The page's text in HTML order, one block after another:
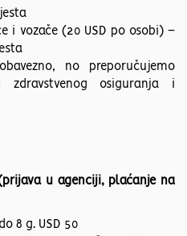
i vozače (20 USD po osobi) –
no preporučujemo
zdravstvenog osiguranja i
u agenciji, plaćanje na
8 g. USD 50